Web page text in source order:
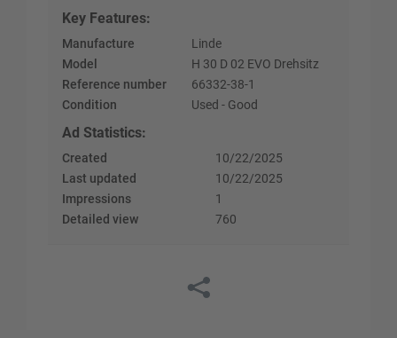
Key Features:
Manufacture
Linde
Model
H 30 D 02 EVO Drehsitz
Reference number
66332-38-1
Condition
Used - Good
Ad Statistics:
Created
10/22/2025
Last updated
10/22/2025
Impressions
1
Detailed view
760